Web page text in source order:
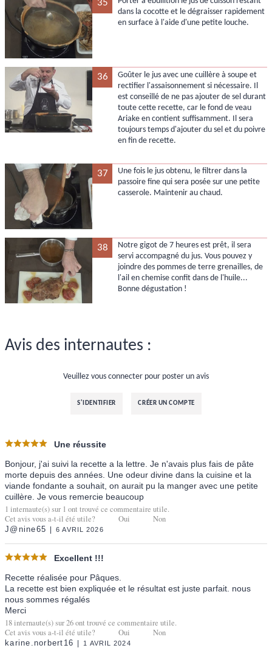
35
dans la cocotte et le dégraisser rapidement
en surface à l'aide d'une petite louche.
36
Goûter le jus avec une cuillère à soupe et
rectifier l'assaisonnement si nécessaire. Il
est conseillé de ne pas ajouter de sel durant
toute cette recette, car le fond de veau
Ariake en contient suffisamment. Il sera
toujours temps d'ajouter du sel et du poivre
en fin de recette.
37
Une fois le jus obtenu, le filtrer dans la
passoire fine qui sera posée sur une petite
casserole. Maintenir au chaud.
38
Notre gigot de 7 heures est prêt, il sera
servi accompagné du jus. Vous pouvez y
joindre des pommes de terre grenailles, de
l'ail en chemise confit dans de l'huile...
Bonne dégustation !
Avis des internautes :
Veuillez vous connecter pour poster un avis
S'IDENTIFIER CRÉER UN COMPTE
Une réussite
Bonjour, j'ai suivi la recette a la lettre. Je n'avais plus fais de pâte
morte depuis des années. Une odeur divine dans la cuisine et la
viande fondante a souhait, on aurait pu la manger avec une petite
cuillère. Je vous remercie beaucoup
1 internaute(s) sur 1 ont trouvé ce commentaire utile.
Cet avis vous a-t-il été utile?
Oui Non
J@nine65 6 AVRIL 2026
Excellent !!!
Recette réalisée pour Pâques.
La recette est bien expliquée et le résultat est juste parfait. nous
nous sommes régalés
Merci
18internaute(s) sur26ont trouvé ce commentaire utile.
Cet avis vous a-t-il été utile?
Oui Non
karine.norbert16 1 AVRIL 2024